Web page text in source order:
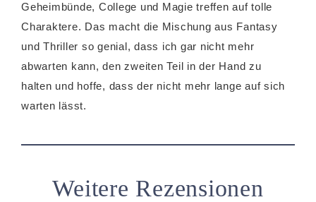
Geheimbünde, College und Magie treffen auf tolle
Charaktere. Das macht die Mischung aus Fantasy
und Thriller so genial, dass ich gar nicht mehr
abwarten kann, den zweiten Teil in der Hand zu
halten und hoffe, dass der nicht mehr lange auf sich
warten lässt.
Weitere Rezensionen